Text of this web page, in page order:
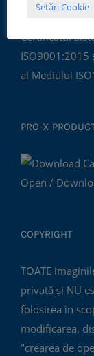
Începând cu
Certificatul
ISO9001:2015
al Mediului
PRO-X
Open /
COPYRIGHT
TOATE
privată și NU
folosirea în
modificarea,
"crearea de
Setări Cookie